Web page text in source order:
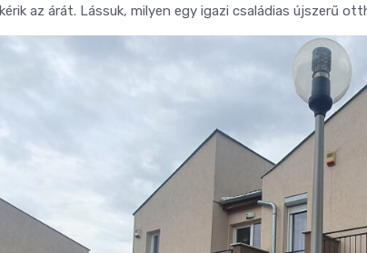
az árát. Lássuk, milyen egy igazi családias újszerű